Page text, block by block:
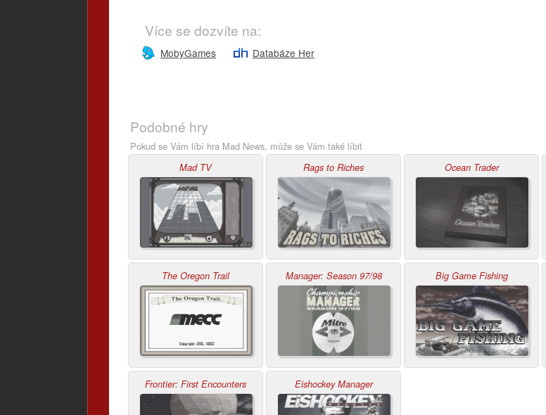
Více se dozvíte na:
MobyGames Databáze Her
Podobné hry
Pokud se Vám líbí hra Mad News, může se Vám také líbit
Mad TV Rags to Riches Ocean Trader
The Oregon Trail Manager: Season 97/98 Big Game Fishing
Frontier: First Encounters Eishockey Manager